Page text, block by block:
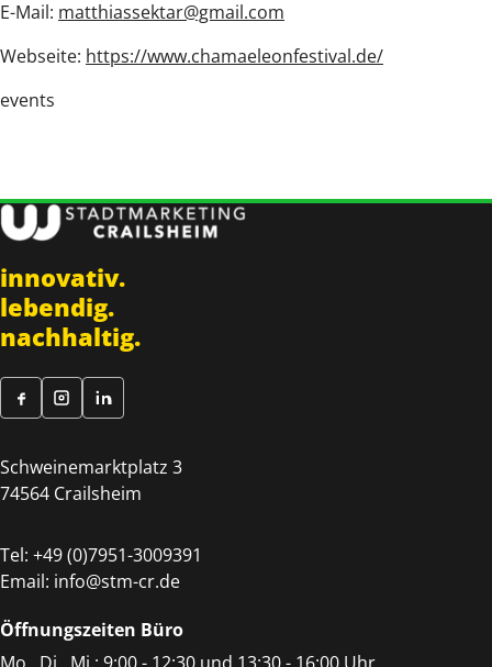
E-Mail: matthiassektar@gmail.com
Webseite: https://www.chamaeleonfestival.de/
events
innovativ.
lebendig.
nachhaltig.
Schweinemarktplatz 3
74564 Crailsheim
Tel: +49 (0)7951-3009391
Email: info@stm-cr.de
Öffnungszeiten Büro
Mo., Di., Mi.: 9:00 - 12:30 und 13:30 - 16:00 Uhr